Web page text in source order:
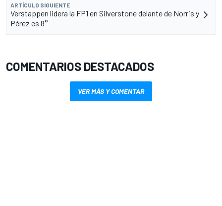
ARTÍCULO SIGUIENTE
Verstappen lidera la FP1 en Silverstone delante de Norris y
Pérez es 8°
COMENTARIOS DESTACADOS
VER MÁS Y COMENTAR